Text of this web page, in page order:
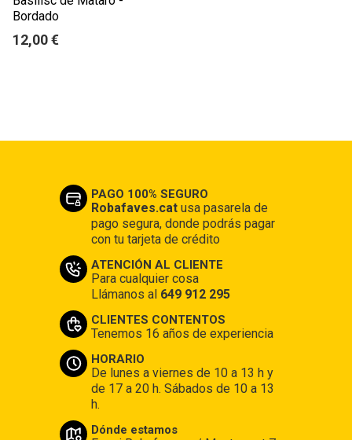
Bordado
12,00 €
PAGO 100% SEGURO
Robafaves.catusa pasarela de
pago segura, donde podrás pagar
con tu tarjeta de crédito
ATENCIÓN AL CLIENTE
Para cualquier cosa
Llámanos al 649 912 295
CLIENTES CONTENTOS
Tenemos 16 años de experiencia
HORARIO
De lunes a viernes de 10 a 13 h y
de 17 a 20 h. Sábados de 10 a 13
h.
Dónde estamos